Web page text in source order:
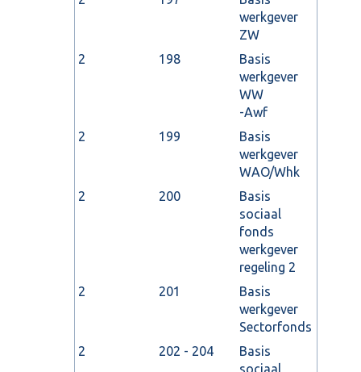
werkgever
ZW
2
198
Basis
werkgever
WW
-Awf
2
199
Basis
werkgever
WAO/Whk
2
200
Basis
sociaal
fonds
werkgever
regeling 2
2
201
Basis
werkgever
Sectorfonds
2
202 - 204
Basis
sociaal